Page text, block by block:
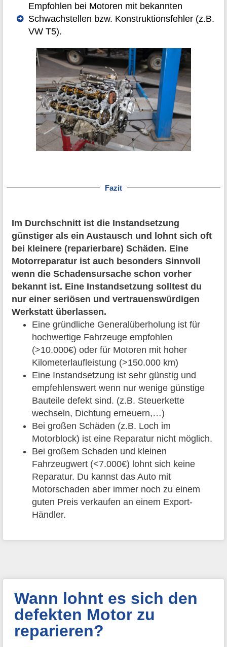
Empfohlen bei Motoren mit bekannten
Schwachstellen bzw. Konstruktionsfehler (z.B.
VW T5).
Fazit
Im Durchschnitt ist die Instandsetzung
günstiger als ein Austausch und lohnt sich oft
bei kleinere (reparierbare) Schäden. Eine
Motorreparatur ist auch besonders Sinnvoll
wenn die Schadensursache schon vorher
bekannt ist. Eine Instandsetzung solltest du
nur einer seriösen und vertrauenswürdigen
Werkstatt überlassen.
Eine gründliche Generalüberholung ist für
hochwertige Fahrzeuge empfohlen
(>10.000€) oder für Motoren mit hoher
Kilometerlaufleistung (>150.000 km)
Eine Instandsetzung ist sehr günstig und
empfehlenswert wenn nur wenige günstige
Bauteile defekt sind. (z.B. Steuerkette
wechseln, Dichtung erneuern,…)
Bei großen Schäden (z.B. Loch im
Motorblock) ist eine Reparatur nicht möglich.
Bei großem Schaden und kleinen
Fahrzeugwert (<7.000€) lohnt sich keine
Reparatur. Du kannst das Auto mit
Motorschaden aber immer noch zu einem
guten Preis verkaufen an einem Export-
Händler.
Wann lohnt es sich den
defekten Motor zu
reparieren?